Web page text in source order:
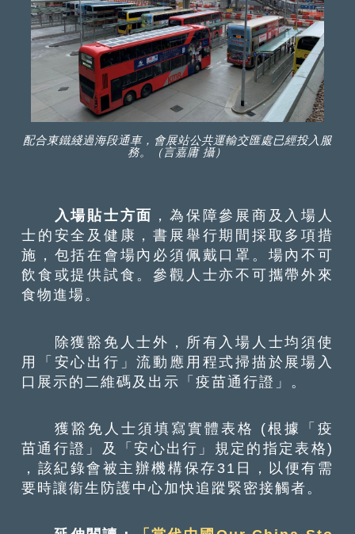
配合東鐵綫過海段通車，會展站公共運輸交匯處已經投入服
務。（言嘉庸 攝）
入場貼士方面 ，為保障參展商及入場人
士的安全及健康，書展舉行期間採取多項措
施，包括在會場內必須佩戴口罩。場內不可
飲食或提供試食。參觀人士亦不可攜帶外來
食物進場。
除獲豁免人士外，所有入場人士均須使
用「安心出行」流動應用程式掃描於展場入
口展示的二維碼及出示「疫苗通行證」。
獲豁免人士須填寫實體表格 (根據「疫
苗通行證」及「安心出行」規定的指定表格)
，該紀錄會被主辦機構保存31日，以便有需
要時讓衞生防護中心加快追蹤緊密接觸者。